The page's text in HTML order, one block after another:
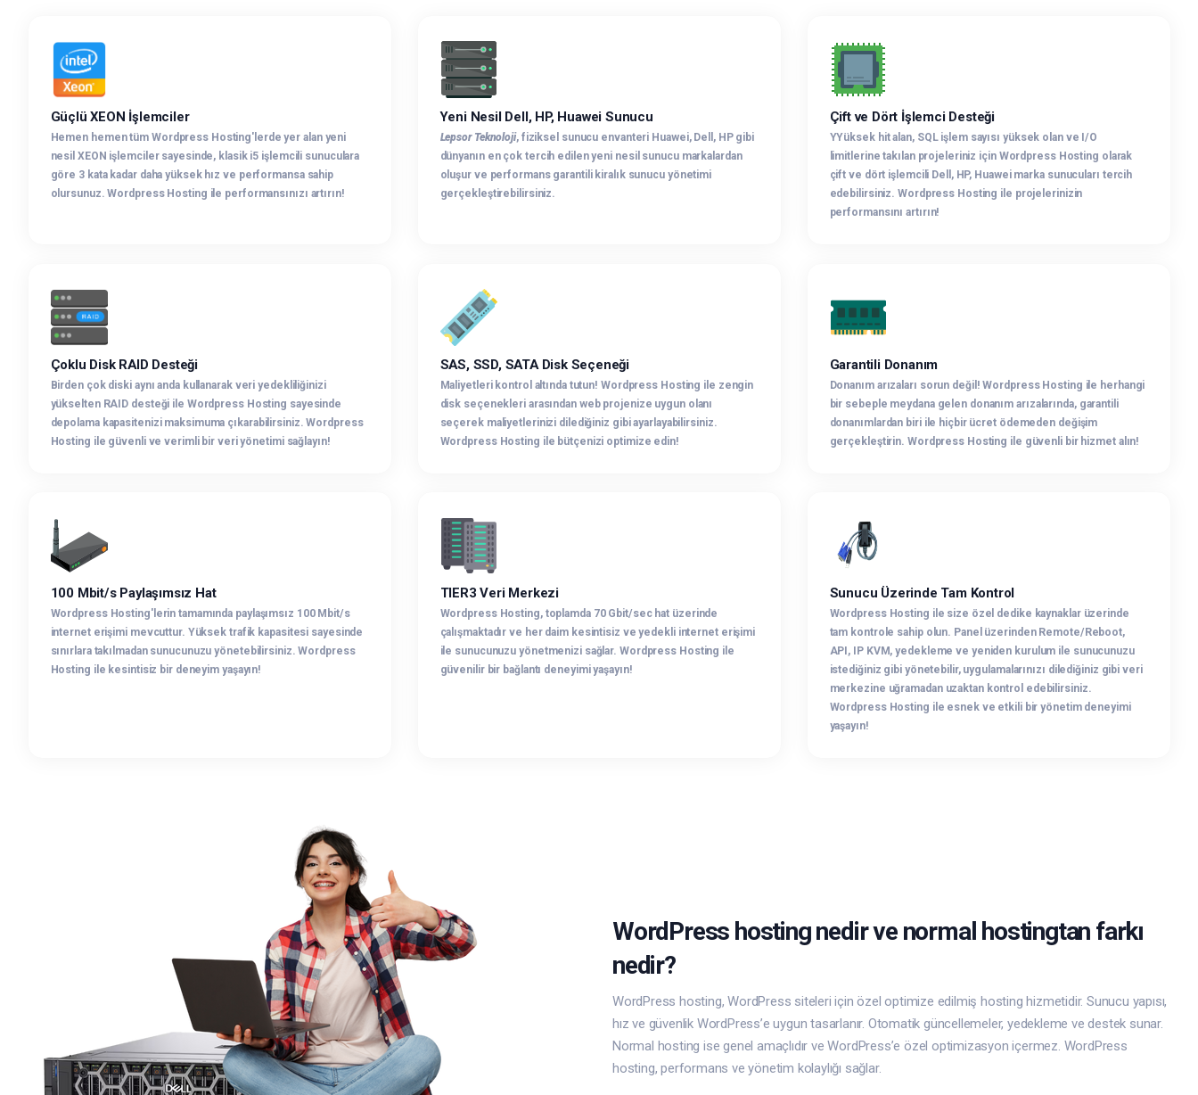
Güçlü XEON İşlemciler
Hemen hemen tüm Wordpress Hosting'lerde yer alan yeni
nesil XEON işlemciler sayesinde, klasik i5 işlemcili sunuculara
göre 3 kata kadar daha yüksek hız ve performansa sahip
olursunuz. Wordpress Hosting ile performansınızı artırın!
Yeni Nesil Dell, HP, Huawei Sunucu
Lepsor Teknoloji, fiziksel sunucu envanteri Huawei, Dell, HP gibi
dünyanın en çok tercih edilen yeni nesil sunucu markalardan
oluşur ve performans garantili kiralık sunucu yönetimi
gerçekleştirebilirsiniz.
Çift ve Dört İşlemci Desteği
YYüksek hit alan, SQL işlem sayısı yüksek olan ve I/O
limitlerine takılan projeleriniz için Wordpress Hosting olarak
çift ve dört işlemcili Dell, HP, Huawei marka sunucuları tercih
edebilirsiniz. Wordpress Hosting ile projelerinizin
performansını artırın!
Çoklu Disk RAID Desteği
Birden çok diski aynı anda kullanarak veri yedekliliğinizi
yükselten RAID desteği ile Wordpress Hosting sayesinde
depolama kapasitenizi maksimuma çıkarabilirsiniz. Wordpress
Hosting ile güvenli ve verimli bir veri yönetimi sağlayın!
SAS, SSD, SATA Disk Seçeneği
Maliyetleri kontrol altında tutun! Wordpress Hosting ile zengin
disk seçenekleri arasından web projenize uygun olanı
seçerek maliyetlerinizi dilediğiniz gibi ayarlayabilirsiniz.
Wordpress Hosting ile bütçenizi optimize edin!
Garantili Donanım
Donanım arızaları sorun değil! Wordpress Hosting ile herhangi
bir sebeple meydana gelen donanım arızalarında, garantili
donanımlardan biri ile hiçbir ücret ödemeden değişim
gerçekleştirin. Wordpress Hosting ile güvenli bir hizmet alın!
100 Mbit/s Paylaşımsız Hat
Wordpress Hosting'lerin tamamında paylaşımsız 100 Mbit/s
internet erişimi mevcuttur. Yüksek trafik kapasitesi sayesinde
sınırlara takılmadan sunucunuzu yönetebilirsiniz. Wordpress
Hosting ile kesintisiz bir deneyim yaşayın!
TIER3 Veri Merkezi
Wordpress Hosting, toplamda 70 Gbit/sec hat üzerinde
çalışmaktadır ve her daim kesintisiz ve yedekli internet erişimi
ile sunucunuzu yönetmenizi sağlar. Wordpress Hosting ile
güvenilir bir bağlantı deneyimi yaşayın!
Sunucu Üzerinde Tam Kontrol
Wordpress Hosting ile size özel dedike kaynaklar üzerinde
tam kontrole sahip olun. Panel üzerinden Remote/Reboot,
API, IP KVM, yedekleme ve yeniden kurulum ile sunucunuzu
istediğiniz gibi yönetebilir, uygulamalarınızı dilediğiniz gibi veri
merkezine uğramadan uzaktan kontrol edebilirsiniz.
Wordpress Hosting ile esnek ve etkili bir yönetim deneyimi
yaşayın!
WordPress hosting nedir ve normal hostingtan farkı
nedir?
WordPress hosting, WordPress siteleri için özel optimize edilmiş hosting hizmetidir. Sunucu yapısı,
hız ve güvenlik WordPress’e uygun tasarlanır. Otomatik güncellemeler, yedekleme ve destek sunar.
Normal hosting ise genel amaçlıdır ve WordPress’e özel optimizasyon içermez. WordPress
hosting, performans ve yönetim kolaylığı sağlar.